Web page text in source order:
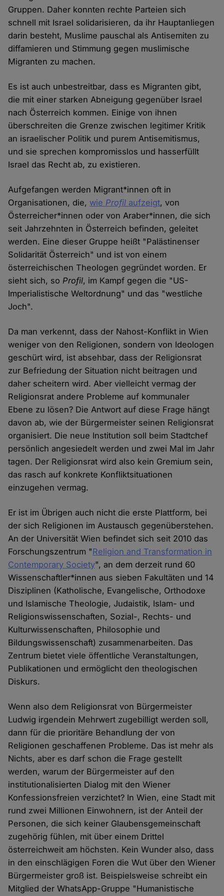
Gruppen. Daher konnten rechte Parteien sich
schnell mit Israel solidarisieren, da ihr Hauptanliegen
darin besteht, Muslime pauschal als Antisemiten zu
diffamieren und Stimmung gegen muslimische
Migranten zu machen.
Es ist auch unbestreitbar, dass es Migranten gibt,
die mit einer starken Abneigung gegenüber Israel
nach Österreich kommen. Einige von ihnen
überschreiten die Grenze zwischen legitimer Kritik
an israelischer Politik und purem Antisemitismus,
und sie sprechen kompromisslos und hasserfüllt
Israel das Recht ab, zu existieren.
Aufgefangen werden Migrant*innen oft in
Organisationen, die, wie Profil aufzeigt, von
Österreicher*innen oder von Araber*innen, die sich
seit Jahrzehnten in Österreich befinden, geleitet
werden. Eine dieser Gruppe heißt "Palästinenser
Solidarität Österreich" und ist von einem
österreichischen Theologen gegründet worden. Er
sieht sich, soProfil, im Kampf gegen die "US-
Imperialistische Weltordnung" und das "westliche
Joch".
Da man verkennt, dass der Nahost-Konflikt in Wien
weniger von den Religionen, sondern von Ideologen
geschürt wird, ist absehbar, dass der Religionsrat
zur Befriedung der Situation nicht beitragen und
daher scheitern wird. Aber vielleicht vermag der
Religionsrat andere Probleme auf kommunaler
Ebene zu lösen? Die Antwort auf diese Frage hängt
davon ab, wie der Bürgermeister seinen Religionsrat
organisiert. Die neue Institution soll beim Stadtchef
persönlich angesiedelt werden und zwei Mal im Jahr
tagen. Der Religionsrat wird also kein Gremium sein,
das rasch auf konkrete Konfliktsituationen
einzugehen vermag.
Er ist im Übrigen auch nicht die erste Plattform, bei
der sich Religionen im Austausch gegenüberstehen.
An der Universität Wien befindet sich seit 2010 das
Forschungszentrum "Religion and Transformation in
Contemporary Society", an dem derzeit rund 60
Wissenschaftler*innen aus sieben Fakultäten und 14
Disziplinen (Katholische, Evangelische, Orthodoxe
und Islamische Theologie, Judaistik, Islam- und
Religionswissenschaften, Sozial-, Rechts- und
Kulturwissenschaften, Philosophie und
Bildungswissenschaft) zusammenarbeiten. Das
Zentrum bietet viele öffentliche Veranstaltungen,
Publikationen und ermöglicht den theologischen
Diskurs.
Wenn also dem Religionsrat von Bürgermeister
Ludwig irgendein Mehrwert zugebilligt werden soll,
dann für die prioritäre Behandlung der von
Religionen geschaffenen Probleme. Das ist mehr als
Nichts, aber es darf schon die Frage gestellt
werden, warum der Bürgermeister auf den
institutionalisierten Dialog mit den Wiener
Konfessionsfreien verzichtet? In Wien, eine Stadt mit
rund zwei Millionen Einwohnern, ist der Anteil der
Personen, die sich keiner Glaubensgemeinschaft
zugehörig fühlen, mit über einem Drittel
österreichweit am höchsten. Kein Wunder also, dass
in den einschlägigen Foren die Wut über den Wiener
Bürgermeister groß ist. Beispielsweise schreibt ein
Mitglied der WhatsApp-Gruppe "Humanistische